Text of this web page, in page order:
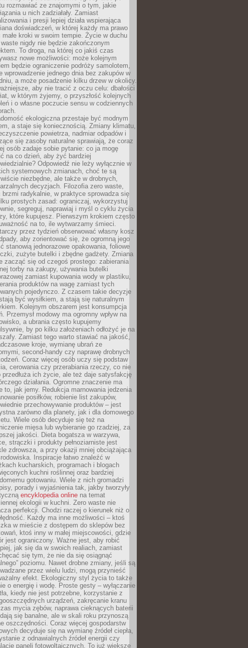
rozmawiać ze znajomymi o tym, jakie
u nich zadziałały. Zamiast
i presji lepiej działa wspierająca
doświadczeń, w której każdy ma prawo
małe kroki w swoim tempie. Życie w duchu
nigdy nie będzie zakończonym
To droga, na której co jakiś czas
nowe możliwości: może kolejnym
będzie ograniczenie podróży samolotem,
wprowadzenie jednego dnia bez zakupów w
a może posadzenie kilku drzew w okolicy.
aby nie tracić z oczu celu: dbałości
w którym żyjemy, o przyszłość kolejnych
i o własne poczucie sensu w codziennych
ekologiczna przestaje być modnym
a staje się koniecznością. Zmiany klimatu,
powietrza, nadmiar odpadów i
się zasoby naturalne sprawiają, że coraz
osób zadaje sobie pytanie: co ja mogę
na co dzień, aby żyć bardziej
Odpowiedź nie leży wyłącznie w
systemowych zmianach, choć te są
niezbędne, ale także w drobnych,
decyzjach. Filozofia zero waste,
brzmi radykalnie, w praktyce sprowadza się
prostych zasad: ograniczaj, wykorzystuj
segreguj, naprawiaj i myśl o cyklu życia
które kupujesz. Pierwszym krokiem często
na to, ile wytwarzamy śmieci.
przez tydzień obserwować własny kosz
aby zorientować się, że ogromną jego
stanowią jednorazowe opakowania, foliowe
zużyte butelki i zbędne gadżety. Zmiana
zacząć się od czegoś prostego: zabierania
torby na zakupy, używania butelki
zamiast kupowania wody w plastiku,
produktów na wagę zamiast tych
pojedynczo. Z czasem takie decyzje
być wysiłkiem, a stają się naturalnym
Kolejnym obszarem jest konsumpcja
Przemysł modowy ma ogromny wpływ na
a ubrania często kupujemy
by po kilku założeniach odłożyć je na
Zamiast tego warto stawiać na jakość,
kroje, wymianę ubrań ze
second-handy czy naprawę drobnych
Coraz więcej osób uczy się podstaw
cerowania czy przerabiania rzeczy, co nie
przedłuża ich życie, ale też daje satysfakcję
działania. Ogromne znaczenie ma
to, jak jemy. Redukcja marnowania jedzenia
posiłków, robienie list zakupów,
przechowywanie produktów – jest
zarówno dla planety, jak i dla domowego
Wiele osób decyduje się też na
mięsa lub wybieranie go rzadziej, za
jakości. Dieta bogatsza w warzywa,
strączki i produkty pełnoziarniste jest
zdrowsza, a przy okazji mniej obciążająca
Inspiracje łatwo znaleźć w
kucharskich, programach i blogach
kuchni roślinnej oraz bardziej
gotowaniu. Wiele z nich gromadzi
porady i wyjaśnienia tak, jakby tworzyły
encyklopedia online na temat
ekologii w kuchni. Zero waste nie
perfekcji. Chodzi raczej o kierunek niż o
Każdy ma inne możliwości – ktoś
w mieście z dostępem do sklepów bez
ktoś inny w małej miejscowości, gdzie
jest ograniczony. Ważne jest, aby robić
jak się da w swoich realiach, zamiast
się tym, że nie da się osiągnąć
poziomu. Nawet drobne zmiany, jeśli są
przez wielu ludzi, mogą przynieść
efekt. Ekologiczny styl życia to także
o energię i wodę. Proste gesty – wyłączanie
kiedy nie jest potrzebne, korzystanie z
urządzeń, zakręcanie kranu
mycia zębów, naprawa cieknących baterii
się banalne, ale w skali roku przynoszą
oszczędności. Coraz więcej gospodarstw
decyduje się na wymianę źródeł ciepła,
z odnawialnych źródeł energii czy
paneli fotowoltaicznych. To już większe